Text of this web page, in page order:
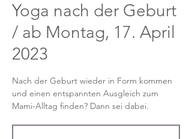
Yoga nach der Geburt
/ ab Montag, 17. April
2023
Nach der Geburt wieder in Form kommen
und einen entspannten Ausgleich zum
Mami-Alltag finden? Dann sei dabei.